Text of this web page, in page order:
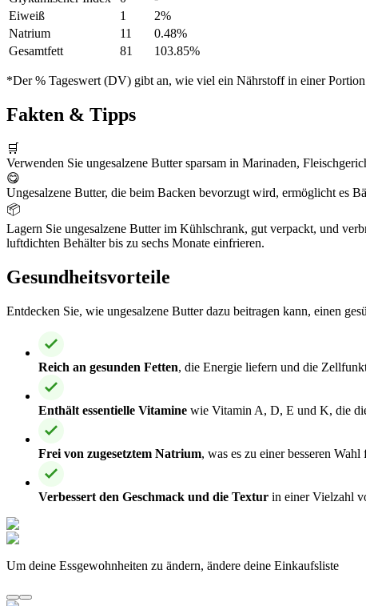
Eiweiß
1
2%
Natrium
11
0.48%
Gesamtfett
81 103.85%
*Der % Tageswert (DV) gibt an, wie viel ein Nährstoff in einer
Fakten & Tipps
🛒
Verwenden Sie ungesalzene Butter sparsam in Marinaden,
😋
Ungesalzene Butter, die beim Backen bevorzugt wird, ermöglicht es
📦
Lagern Sie ungesalzene Butter im Kühlschrank, gut verpackt, und
luftdichten Behälter bis zu sechs Monate einfrieren.
Gesundheitsvorteile
Entdecken Sie, wie ungesalzene Butter dazu beitragen kann, einen
Reich an gesunden Fetten, die Energie liefern und die
Enthält essentielle Vitamine wie Vitamin A, D, E und K, die
Frei von zugesetztem Natrium, was es zu einer besseren
Verbessert den Geschmack und die Textur in einer Vielzahl
Um deine Essgewohnheiten zu ändern, ändere deine Einkaufsliste